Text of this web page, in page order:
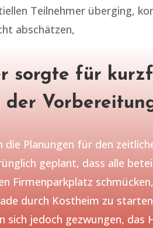
Teilnehmer überging,
abschätzen,
sorgte für
der
die Planungen für den
geplant, dass alle
Firmenparkplatz
durch Kostheim zu
sich jedoch gezwungen, das